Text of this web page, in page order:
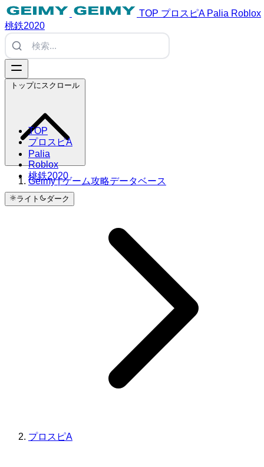
TOP プロスピA Palia Roblox
桃鉄2020
TOP
プロスピA
Palia
Roblox
桃鉄2020
ライト ダーク
トップにスクロール
Geimy | ゲーム攻略データベース
プロスピA